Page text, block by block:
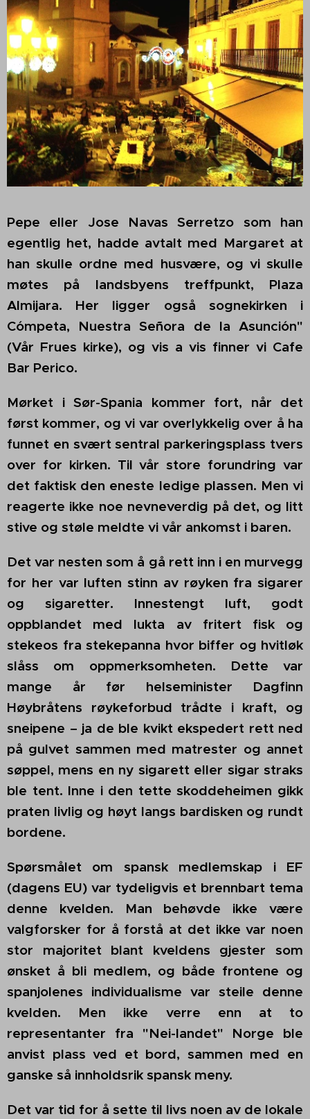
Pepe eller Jose Navas Serretzo som han
egentlig het, hadde avtalt med Margaret at
han skulle ordne med husvære, og vi skulle
møtes på landsbyens treffpunkt, Plaza
Almijara. Her ligger også sognekirken i
Cómpeta, Nuestra Señora de la Asunción"
(Vår Frues kirke), og vis a vis finner vi Cafe
Bar Perico.
Mørket i Sør-Spania kommer fort, når det
først kommer, og vi var overlykkelig over å ha
funnet en svært sentral parkeringsplass tvers
over for kirken. Til vår store forundring var
det faktisk den eneste ledige plassen. Men vi
reagerte ikke noe nevneverdig på det, og litt
stive og støle meldte vi vår ankomst i baren.
Det var nesten som å gå rett inn i en murvegg
for her var luften stinn av røyken fra sigarer
og sigaretter. Innestengt luft, godt
oppblandet med lukta av fritert fisk og
stekeos fra stekepanna hvor biffer og hvitløk
slåss om oppmerksomheten. Dette var
mange år før helseminister Dagfinn
Høybråtens røykeforbud trådte i kraft, og
sneipene – ja de ble kvikt ekspedert rett ned
på gulvet sammen med matrester og annet
søppel, mens en ny sigarett eller sigar straks
ble tent. Inne i den tette skoddeheimen gikk
praten livlig og høyt langs bardisken og rundt
bordene.
Spørsmålet om spansk medlemskap i EF
(dagens EU) var tydeligvis et brennbart tema
denne kvelden. Man behøvde ikke være
valgforsker for å forstå at det ikke var noen
stor majoritet blant kveldens gjester som
ønsket å bli medlem, og både frontene og
spanjolenes individualisme var steile denne
kvelden. Men ikke verre enn at to
representanter fra "Nei-landet" Norge ble
anvist plass ved et bord, sammen med en
ganske så innholdsrik spansk meny.
Det var tid for å sette til livs noen av de lokale